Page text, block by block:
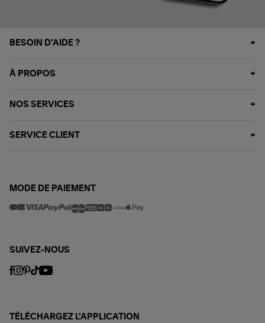
BESOIN D'AIDE ?
À PROPOS
NOS SERVICES
SERVICE CLIENT
MODE DE PAIEMENT
SUIVEZ-NOUS
TÉLÉCHARGEZ L'APPLICATION